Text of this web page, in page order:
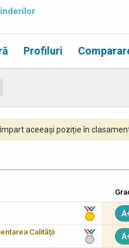
Profiluri
aceeași poziție în
Calităţii